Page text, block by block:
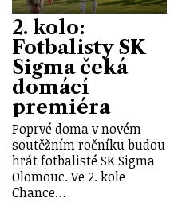
2. kolo:
Fotbalisty SK
Sigma čeká
domácí
premiéra
Poprvé doma v novém
soutěžním ročníku budou
hrát fotbalisté SK Sigma
Olomouc. Ve 2. kole
Chance…